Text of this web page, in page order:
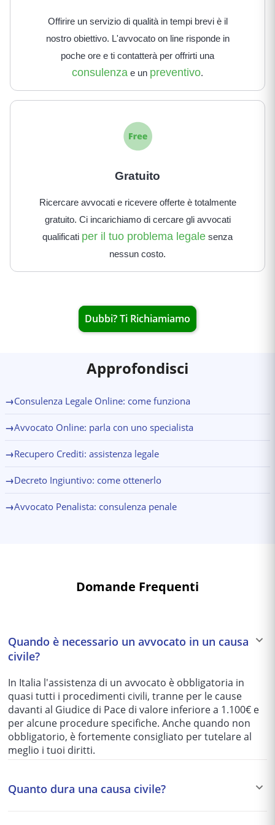
Offirire un servizio di qualità in tempi brevi è il
nostro obiettivo. L'avvocato on line risponde in
poche ore e ti contatterà per offrirti una
consulenza e un preventivo.
Gratuito
Ricercare avvocati e ricevere offerte è totalmente
gratuito. Ci incarichiamo di cercare gli avvocati
qualificati per il tuo problema legale senza
nessun costo.
Dubbi? Ti Richiamiamo
Approfondisci
→Consulenza Legale Online: come funziona
→Avvocato Online: parla con uno specialista
→Recupero Crediti: assistenza legale
→Decreto Ingiuntivo: come ottenerlo
→Avvocato Penalista: consulenza penale
Domande Frequenti
Quando è necessario un avvocato in un causa
civile?
In Italia l'assistenza di un avvocato è obbligatoria in
quasi tutti i procedimenti civili, tranne per le cause
davanti al Giudice di Pace di valore inferiore a 1.100€ e
per alcune procedure specifiche. Anche quando non
obbligatorio, è fortemente consigliato per tutelare al
meglio i tuoi diritti.
Quanto dura una causa civile?